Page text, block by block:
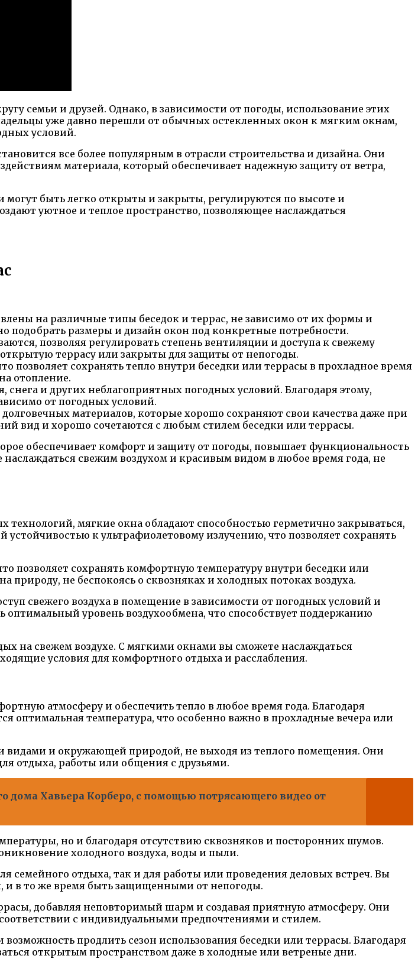
семьи и друзей. Однако, в зависимости от погоды, использование этих
уже давно перешли от обычных остекленных окон к мягким окнам,
условий.
все более популярным в отрасли строительства и дизайна. Они
материала, который обеспечивает надежную защиту от ветра,
быть легко открыты и закрыты, регулируются по высоте и
уютное и теплое пространство, позволяющее наслаждаться
на различные типы беседок и террас, не зависимо от их формы и
подобрать размеры и дизайн окон под конкретные потребности.
позволяя регулировать степень вентиляции и доступа к свежему
террасу или закрыты для защиты от непогоды.
позволяет сохранять тепло внутри беседки или террасы в прохладное время
отопление.
и других неблагоприятных погодных условий. Благодаря этому,
от погодных условий.
материалов, которые хорошо сохраняют свои качества даже при
вид и хорошо сочетаются с любым стилем беседки или террасы.
обеспечивает комфорт и защиту от погоды, повышает функциональность
свежим воздухом и красивым видом в любое время года, не
мягкие окна обладают способностью герметично закрываться,
к ультрафиолетовому излучению, что позволяет сохранять
позволяет сохранять комфортную температуру внутри беседки или
не беспокоясь о сквозняках и холодных потоках воздуха.
свежего воздуха в помещение в зависимости от погодных условий и
уровень воздухообмена, что способствует поддержанию
на свежем воздухе. С мягкими окнами вы сможете наслаждаться
условия для комфортного отдыха и расслабления.
атмосферу и обеспечить тепло в любое время года. Благодаря
температура, что особенно важно в прохладные вечера или
видами и окружающей природой, не выходя из теплого помещения. Они
отдыха, работы или общения с друзьями.
дома Хавьера Корберо, с помощью потрясающего видео от
но и благодаря отсутствию сквозняков и посторонних шумов.
холодного воздуха, воды и пыли.
семейного отдыха, так и для работы или проведения деловых встреч. Вы
и в то же время быть защищенными от непогоды.
добавляя неповторимый шарм и создавая приятную атмосферу. Они
с индивидуальными предпочтениями и стилем.
продлить сезон использования беседки или террасы. Благодаря
открытым пространством даже в холодные или ветреные дни.